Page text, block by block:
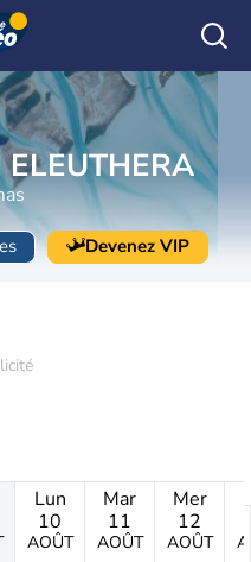
ELEUTHERA
Devenez VIP
Lun
10
AOÛT
Mar
11
AOÛT
Mer
12
AOÛT